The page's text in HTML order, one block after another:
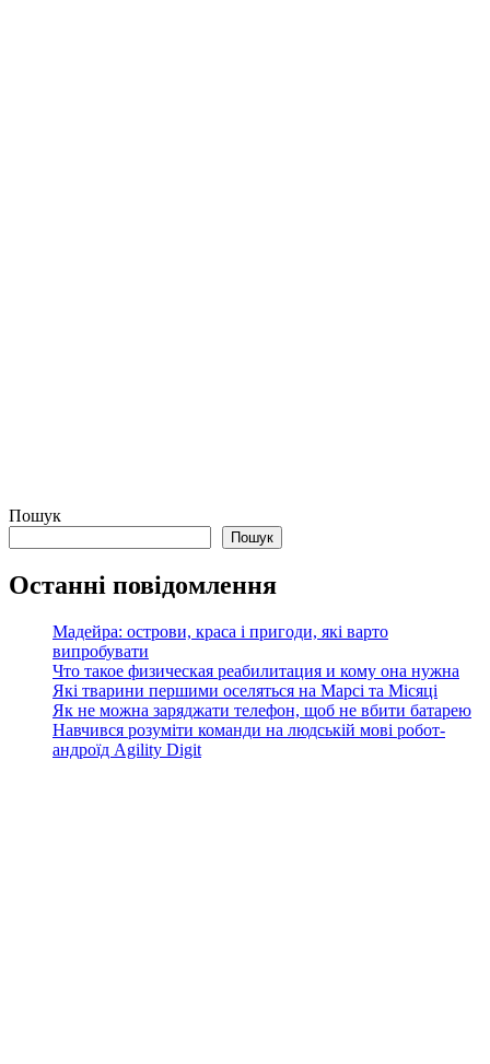
Пошук
Пошук
Останні повідомлення
Мадейра: острови, краса і пригоди, які варто
випробувати
Что такое физическая реабилитация и кому она нужна
Які тварини першими оселяться на Марсі та Місяці
Як не можна заряджати телефон, щоб не вбити батарею
Навчився розуміти команди на людській мові робот-
андроїд Agility Digit